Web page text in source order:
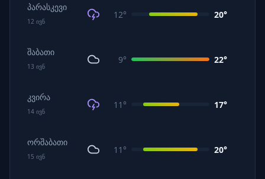
პარასკევი
12 ივნ
12° 20°
შაბათი
13 ივნ
9° 22°
კვირა
14 ივნ
11 ° 17°
ორშაბათი
15 ივნ
11 ° 20°